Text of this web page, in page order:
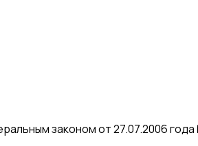
законом от 27.07.2006